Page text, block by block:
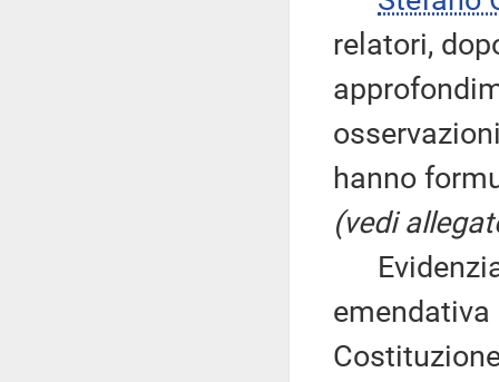
relatori,
hanno
(vedi
Evidenzia